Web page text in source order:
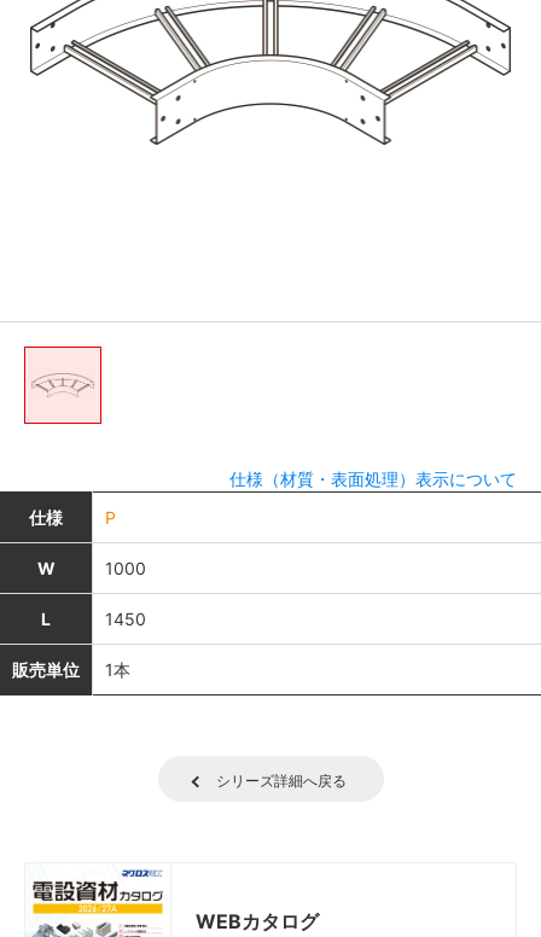
仕様（材質・表面処理）表示について
仕様
P
W 1000
L 1450
販売単位 1本
シリーズ詳細へ戻る
WEBカタログ